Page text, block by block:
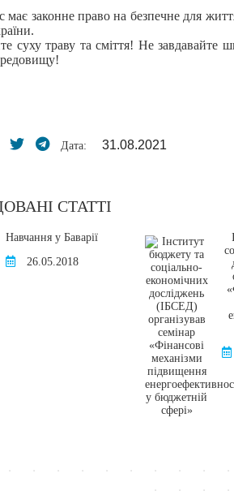
законне право на безпечне для
траву та сміття! Не завдавайте
Дата: 31.08.2021
СТАТТІ
Навчання у Баварії
26.05.2018